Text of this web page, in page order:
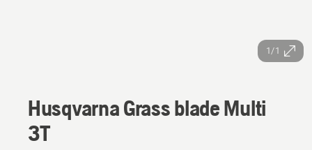
1/1
Husqvarna Grass blade Multi
3T